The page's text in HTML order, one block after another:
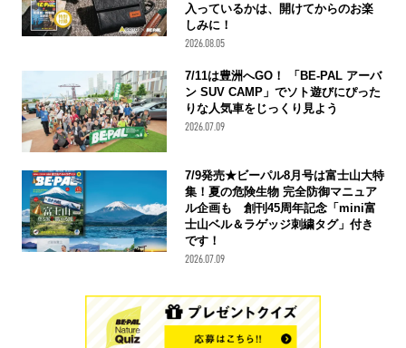
入っているかは、開けてからのお楽
しみに！
2026.08.05
7/11は豊洲へGO！ 「BE-PAL アーバ
ン SUV CAMP」でソト遊びにぴった
りな人気車をじっくり見よう
2026.07.09
7/9発売★ビーパル8月号は富士山大特
集！夏の危険生物 完全防御マニュア
ル企画も 創刊45周年記念「mini富
士山ベル＆ラゲッジ刺繍タグ」付き
です！
2026.07.09